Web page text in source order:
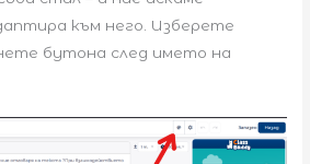
към него. Изберете
бутона след името на